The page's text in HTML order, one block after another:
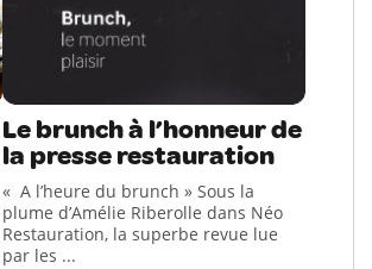
Le brunch à l’honneur de
la presse restauration
« A l’heure du brunch » Sous la
plume d’Amélie Riberolle dans Néo
Restauration, la superbe revue lue
par les ...